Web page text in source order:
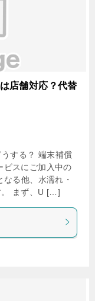
店舗対応？代替
する？ 端末補償
ビスにご加入中の
る他、水濡れ・
。 まず、U […]